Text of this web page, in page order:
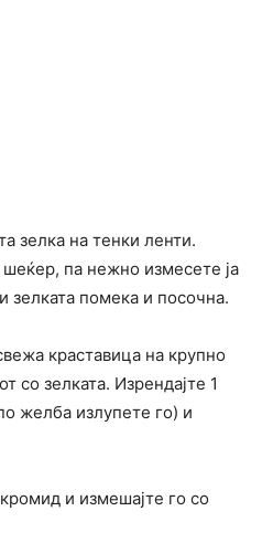
зелка на тенки ленти.
па нежно измесете ја
зелката помека и посочна.
краставица на крупно
со зелката. Изрендајте 1
желба излупете го) и
и измешајте го со